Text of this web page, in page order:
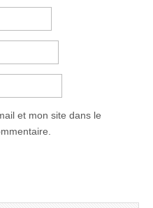
et mon site dans le